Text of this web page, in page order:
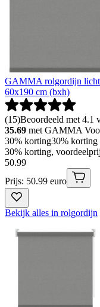
GAMMA rolgordijn
60x190 cm (bxh)
(15)Beoordeeld met 4.1
35.69 met GAMMA
30% korting30% korting
30% korting,
50.99
Prijs: 50.99 euro
Bekijk alles in rolgordijn